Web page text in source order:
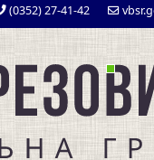
(0352) 27-41-42